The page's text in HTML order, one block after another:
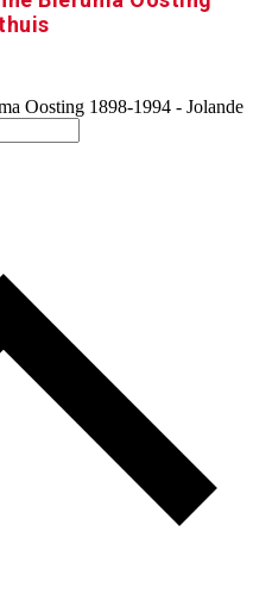
Oosting 1898-1994 - Jolande